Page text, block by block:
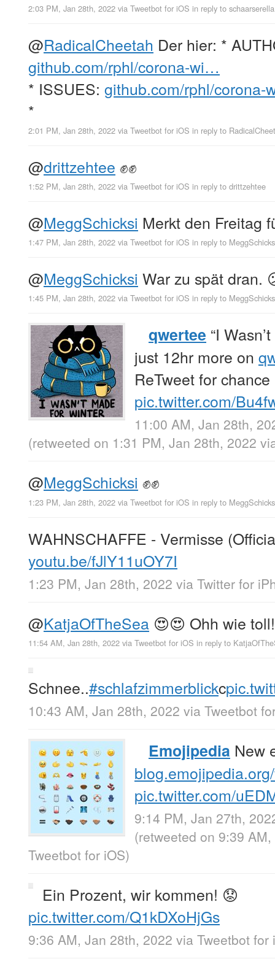
2:03 PM, Jan 28th, 2022 via Tweetbot for iΟS in reply to schaarserella
@RadicalCheetah Der hier: *
github.com/rphl/corona-wi…
* ISSUES: github.com/rphl/
*
2:01 PM, Jan 28th, 2022 via Tweetbot for iΟS in reply to
@drittzehtee ✊✊
1:52 PM, Jan 28th, 2022 via Tweetbot for iΟS in reply to drittzehtee
@MeggSchicksi Merkt den Freitag
1:47 PM, Jan 28th, 2022 via Tweetbot for iΟS in reply to
@MeggSchicksi War zu spät dran.
1:45 PM, Jan 28th, 2022 via Tweetbot for iΟS in reply to
qwertee “I
just 12hr more on
ReTweet for
pic.twitter.com/
11:00 AM, Jan 28th,
(retweeted on 1:31 PM, Jan 28th, 2022
@MeggSchicksi ✊✊
1:23 PM, Jan 28th, 2022 via Tweetbot for iΟS in reply to
WAHNSCHAFFE - Vermisse
youtu.be/fJlY11uOY7I
1:23 PM, Jan 28th, 2022 via Twitter for
@KatjaOfTheSea 😍😍 Ohh wie toll!
11:54 AM, Jan 28th, 2022 via Tweetbot for iΟS in reply to
Schnee..#schlafzimmerblickc
10:43 AM, Jan 28th, 2022 via Tweetbot
Emojipedia New
pic.twitter.com/
9:14 PM, Jan 27th,
(retweeted on 9:39
Tweetbot for iΟS)
Ein Prozent, wir kommen! 😟
pic.twitter.com/Q1kDXoHjGs
9:36 AM, Jan 28th, 2022 via Tweetbot for